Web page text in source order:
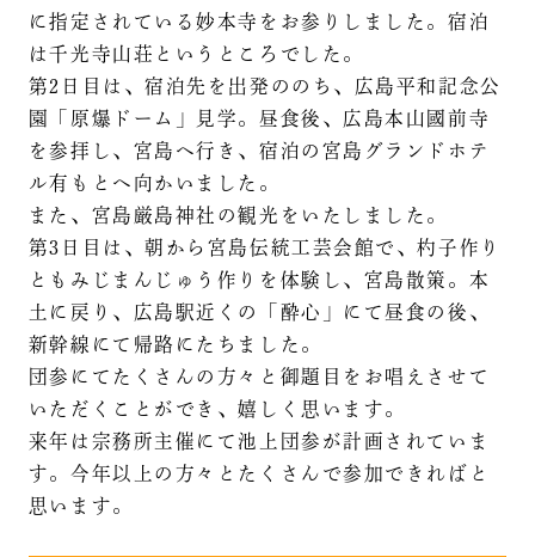
に指定されている妙本寺をお参りしました。宿泊
は千光寺山荘というところでした。
第2日目は、宿泊先を出発ののち、広島平和記念公
園「原爆ドーム」見学。昼食後、広島本山國前寺
を参拝し、宮島へ行き、宿泊の宮島グランドホテ
ル有もとへ向かいました。
また、宮島厳島神社の観光をいたしました。
第3日目は、朝から宮島伝統工芸会館で、杓子作り
ともみじまんじゅう作りを体験し、宮島散策。本
土に戻り、広島駅近くの「酔心」にて昼食の後、
新幹線にて帰路にたちました。
団参にてたくさんの方々と御題目をお唱えさせて
いただくことができ、嬉しく思います。
来年は宗務所主催にて池上団参が計画されていま
す。今年以上の方々とたくさんで参加できればと
思います。